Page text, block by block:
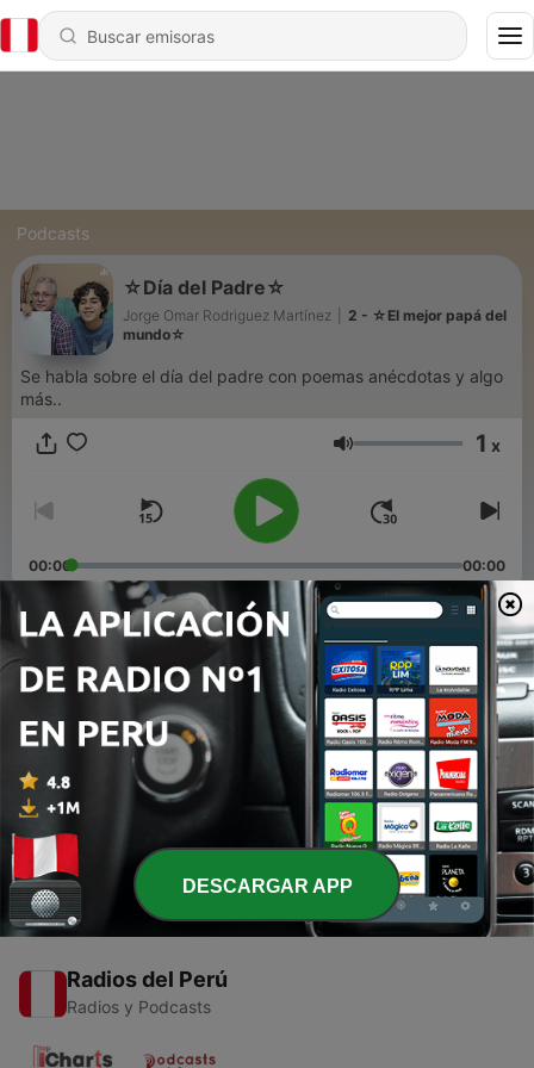
Podcasts
☆Día del Padre☆
Jorge Omar Rodriguez Martínez
2 - ☆El mejor papá del
mundo☆
Se habla sobre el día del padre con poemas anécdotas y algo
más..
Volumen 1 x
00:00 00:00
Episodios
☆El mejor papá del mundo☆
22 jun. 2021
1 - Día del padre
22 jun. 2021
Radios del Perú
Radios y Podcasts
DESCARGAR APP